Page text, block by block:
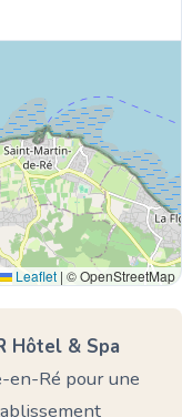
Leaflet | © OpenStreetMap
Hôtel & Spa
en-Ré pour une